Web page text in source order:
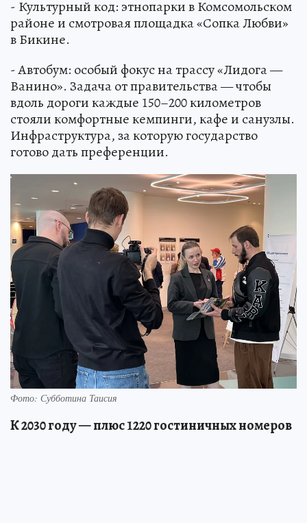
- Культурный код: этнопарки в Комсомольском
районе и смотровая площадка «Сопка Любви»
в Бикине.
- Автобум: особый фокус на трассу «Лидога —
Ванино». Задача от правительства — чтобы
вдоль дороги каждые 150–200 километров
стояли комфортные кемпинги, кафе и санузлы.
Инфраструктура, за которую государство
готово дать преференции.
Фото: Субботина Таисия
К 2030 году — плюс 1220 гостиничных номеров